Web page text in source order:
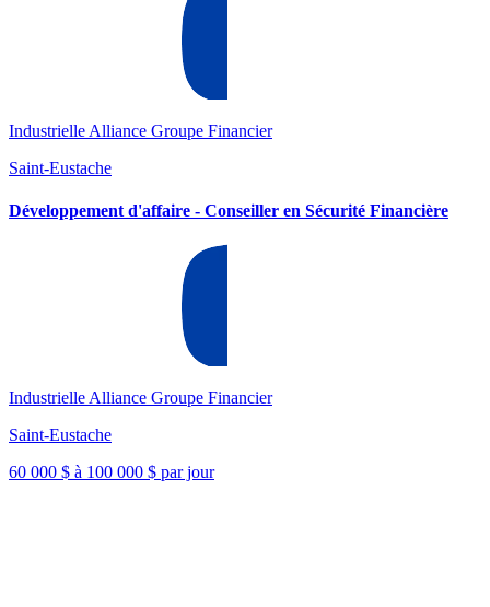
Industrielle Alliance Groupe Financier
Saint-Eustache
Développement d'affaire - Conseiller en Sécurité Financière
Industrielle Alliance Groupe Financier
Saint-Eustache
60 000 $ à 100 000 $ par jour